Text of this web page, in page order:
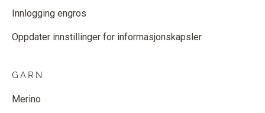
Innlogging engros
Oppdater innstillinger for informasjonskapsler
GARN
Merino